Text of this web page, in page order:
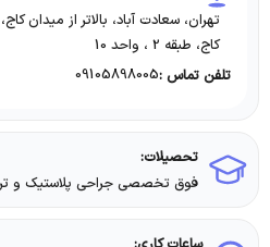
کاج، طبقه 2 ، واحد 10
تلفن تماس :09105898005
تحصیلات:
فوق تخصصی جراحی پلاستيک و